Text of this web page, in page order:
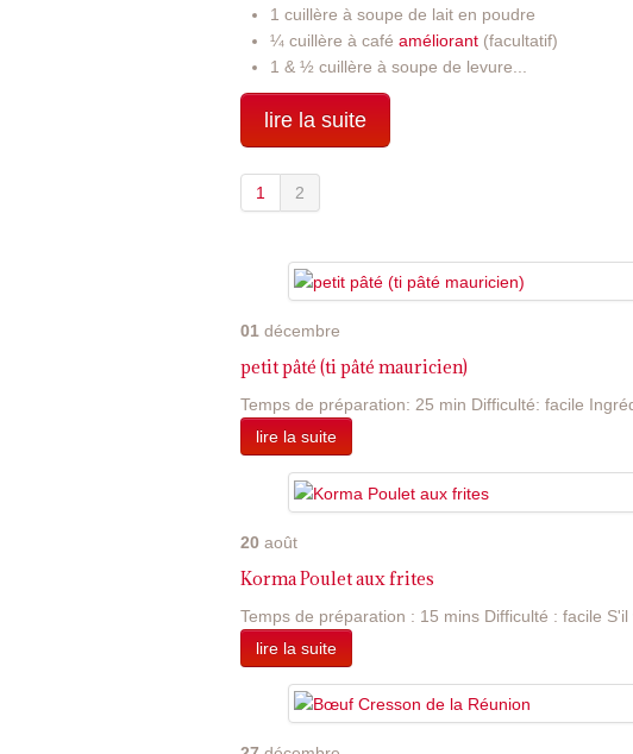
1 cuillère à soupe de lait en poudre
¼ cuillère à café améliorant (facultatif)
1 & ½ cuillère à soupe de levure...
lire la suite
1 2
01 décembre
petit pâté (ti pâté mauricien)
Temps de préparation: 25 min Difficulté: facile
lire la suite
20 août
Korma Poulet aux frites
Temps de préparation : 15 mins Difficulté : facile S'il
lire la suite